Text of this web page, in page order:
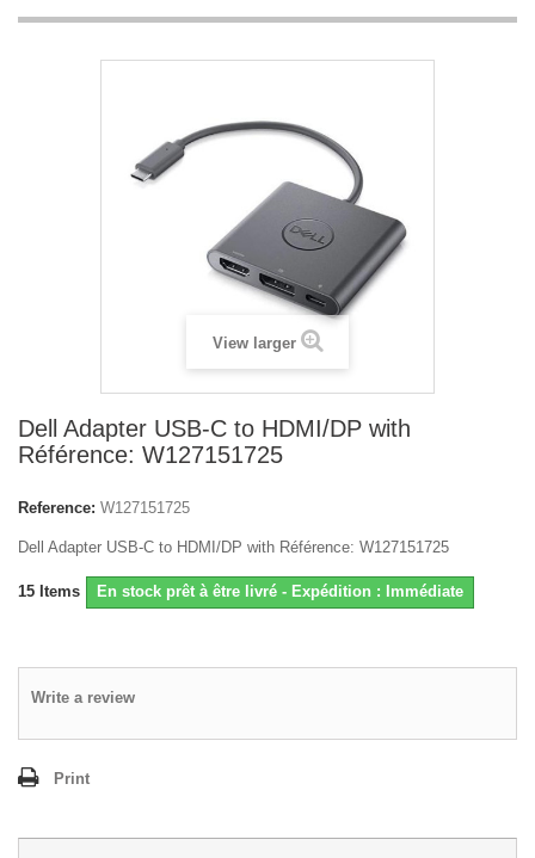
View larger
Dell Adapter USB-C to HDMI/DP with
Référence: W127151725
Reference: W127151725
Dell Adapter USB-C to HDMI/DP with Référence: W127151725
15 Items En stock prêt à être livré - Expédition : Immédiate
Write a review
Print